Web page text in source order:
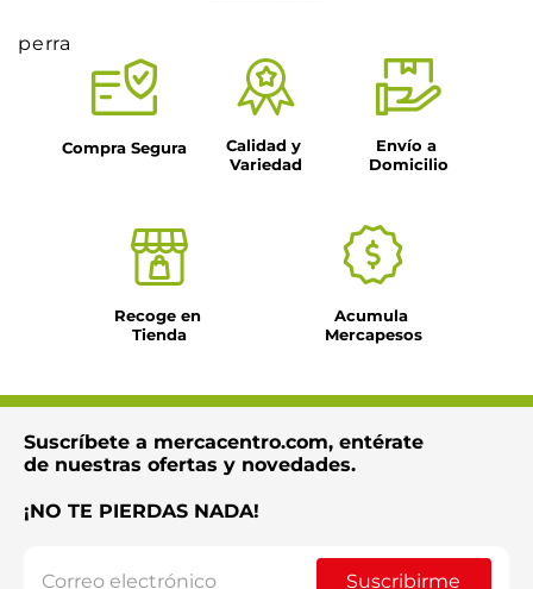
perra
Compra Segura
Calidad y
Variedad
Envío a
Domicilio
Recoge en
Tienda
Acumula
Mercapesos
Suscríbete a mercacentro.com, entérate
de nuestras ofertas y novedades.
¡NO TE PIERDAS NADA!
Suscribirme